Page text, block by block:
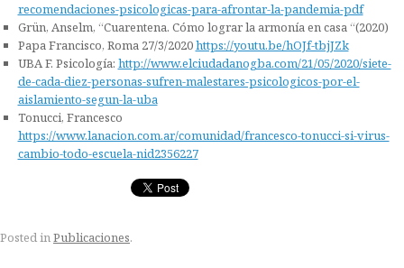
recomendaciones-psicologicas-para-afrontar-la-pandemia-pdf
Grün, Anselm, “Cuarentena. Cómo lograr la armonía en casa “(2020)
Papa Francisco, Roma 27/3/2020https://youtu.be/hOJf-tbjJZk
UBA F. Psicología: http://www.elciudadanogba.com/21/05/2020/siete-
de-cada-diez-personas-sufren-malestares-psicologicos-por-el-
aislamiento-segun-la-uba
Tonucci, Francesco
https://www.lanacion.com.ar/comunidad/francesco-tonucci-si-virus-
cambio-todo-escuela-nid2356227
Posted in Publicaciones.